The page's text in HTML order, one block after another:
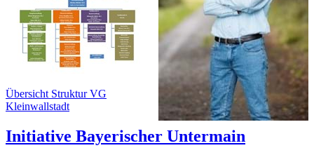
Übersicht Struktur VG
Kleinwallstadt
Initiative Bayerischer Untermain